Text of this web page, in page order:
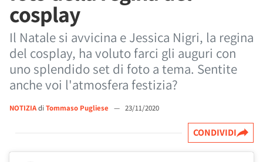
cosplay
Il Natale si avvicina e Jessica Nigri, la regina
del cosplay, ha voluto farci gli auguri con
uno splendido set di foto a tema. Sentite
anche voi l'atmosfera festizia?
NOTIZIAdi Tommaso Pugliese — 23/11/2020
CONDIVIDI